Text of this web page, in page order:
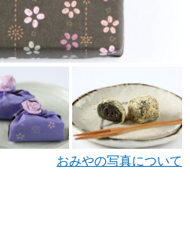
おみやの写真について